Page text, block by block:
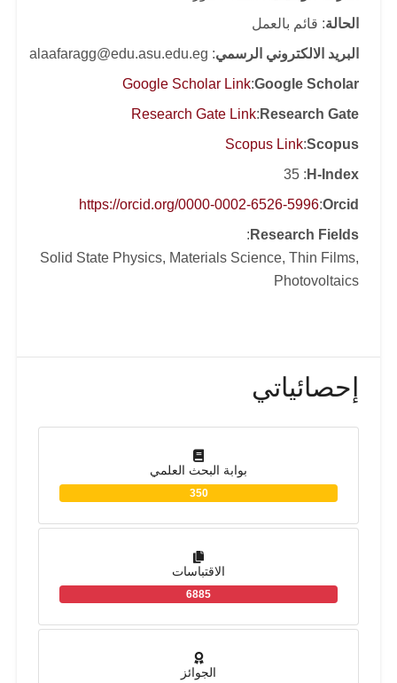
الحالة: قائم بالعمل
البريد الالكتروني الرسمي: alaafaragg@edu.asu.edu.eg
Google Scholar
:
Google Scholar Link
Research Gate
:
Research Gate Link
Scopus
:
Scopus Link
H-Index
: 35
Orcid
:
https://orcid.org/0000-0002-6526-5996
Research Fields
:
Solid State Physics, Materials Science, Thin Films,
Photovoltaics
إحصائياتي
بوابة البحث العلمي
350
الاقتباسات
6885
الجوائز